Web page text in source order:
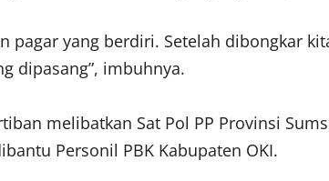
pagar yang berdiri. Setelah dibongkar
dipasang”, imbuhnya.
melibatkan Sat Pol PP Provinsi
Personil PBK Kabupaten OKI.